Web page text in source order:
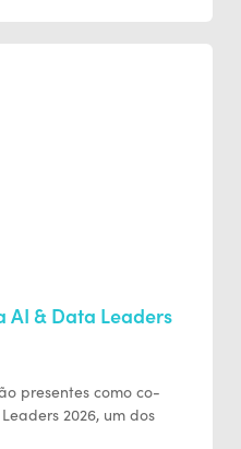
AI & Data Leaders
presentes como co-
2026, um dos